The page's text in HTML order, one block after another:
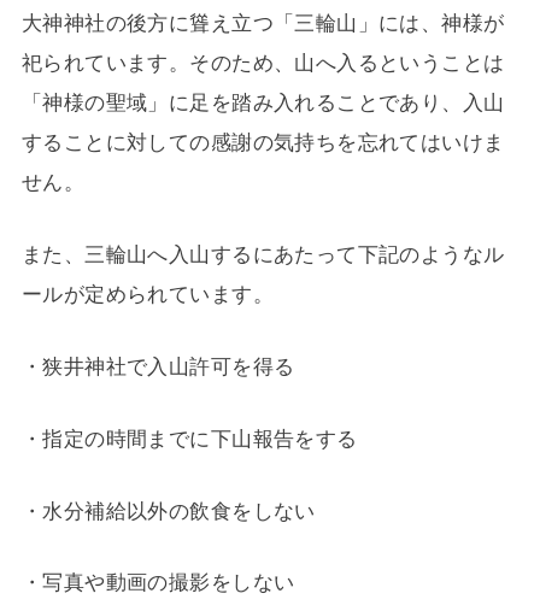
大神神社の後方に聳え立つ「三輪山」には、神様が
祀られています。そのため、山へ入るということは
「神様の聖域」に足を踏み入れることであり、入山
することに対しての感謝の気持ちを忘れてはいけま
せん。
また、三輪山へ入山するにあたって下記のようなル
ールが定められています。
・狭井神社で入山許可を得る
・指定の時間までに下山報告をする
・水分補給以外の飲食をしない
・写真や動画の撮影をしない